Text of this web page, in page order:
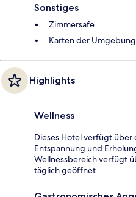
Sonstiges
Zimmersafe
Karten der Umgebung
Highlights
Wellness
Dieses Hotel verfügt über
Entspannung und
Wellnessbereich verfügt
täglich geöffnet.